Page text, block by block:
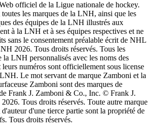
officiel de la Ligue nationale de hockey.
les marques de la LNH, ainsi que les
des équipes de la LNH illustrés aux
à la LNH et à ses équipes respectives et ne
sans le consentement préalable écrit de NHL
2026. Tous droits réservés. Tous les
la LNH personnalisés avec les noms des
numéros sont officiellement sous license
Le mot servant de marque Zamboni et la
Zamboni sont des marques de
Frank J. Zamboni & Co., Inc. © Frank J.
Tous droits réservés. Toute autre marque
d'une tierce partie sont la propriété de
Tous droits réservés.